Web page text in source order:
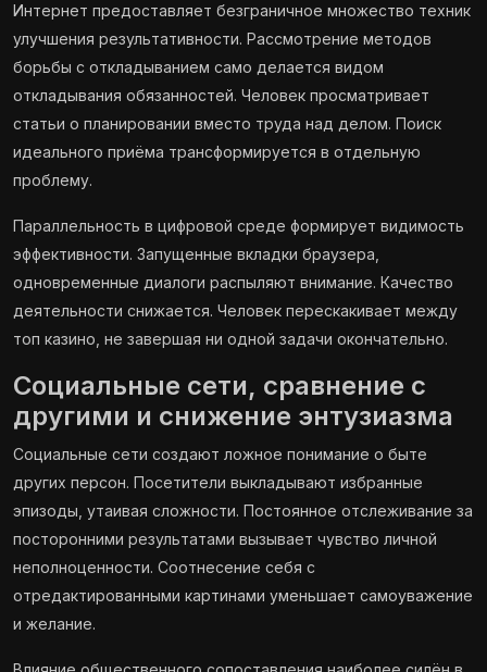
Интернет предоставляет безграничное множество техник
улучшения результативности. Рассмотрение методов
борьбы с откладыванием само делается видом
откладывания обязанностей. Человек просматривает
статьи о планировании вместо труда над делом. Поиск
идеального приёма трансформируется в отдельную
проблему.
Параллельность в цифровой среде формирует видимость
эффективности. Запущенные вкладки браузера,
одновременные диалоги распыляют внимание. Качество
деятельности снижается. Человек перескакивает между
топ казино, не завершая ни одной задачи окончательно.
Социальные сети, сравнение с
другими и снижение энтузиазма
Социальные сети создают ложное понимание о быте
других персон. Посетители выкладывают избранные
эпизоды, утаивая сложности. Постоянное отслеживание за
посторонними результатами вызывает чувство личной
неполноценности. Соотнесение себя с
отредактированными картинами уменьшает самоуважение
и желание.